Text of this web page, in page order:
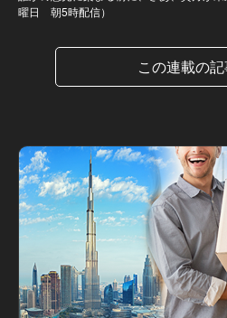
曜日 朝5時配信）
この連載の